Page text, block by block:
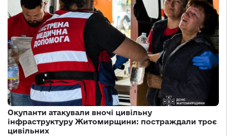
Окупанти атакували вночі цивільну
інфраструктуру Житомирщини: постраждали троє
цивільних